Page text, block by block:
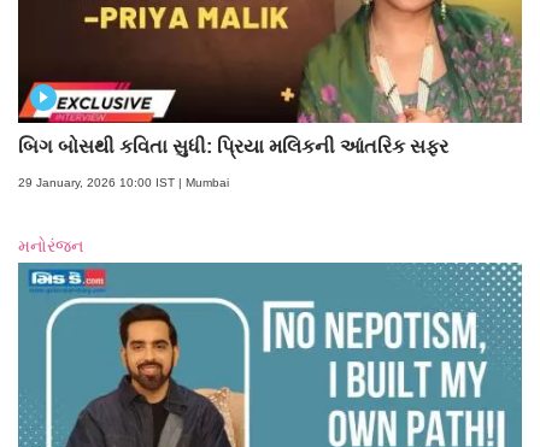
બિગ બોસથી કવિતા સુધી: પ્રિયા મલિકની આંતરિક સફર
29 January, 2026 10:00 IST | Mumbai
મનોરંજન